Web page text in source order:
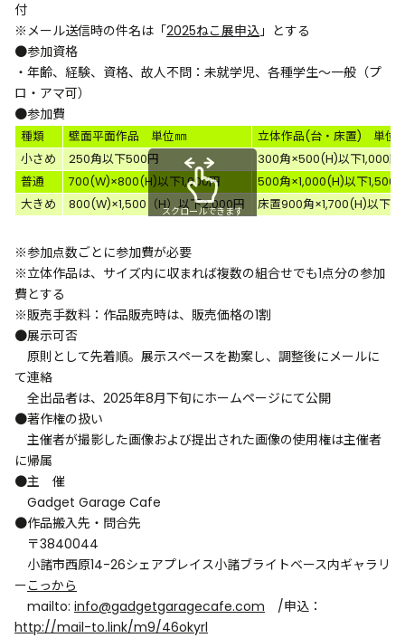
付
※メール送信時の件名は「2025ねこ展申込」とする
●参加資格
・年齢、経験、資格、故人不問：未就学児、各種学生～一般（プ
ロ・アマ可）
●参加費
種類 壁面平面作品 単位㎜
立体作品(台・床置) 単位
小さめ
250角以下500円
300角×500(H)以下1,000円
普通
700(W)×800(H)以下1,000円
500角×1,000(H)以下1,500
大きめ
800(W)×1,500（H）以下2,000円 床置900角×1,700(H)以下
スクロールできます
※参加点数ごとに参加費が必要
※立体作品は、サイズ内に収まれば複数の組合せでも1点分の参加
費とする
※販売手数料：作品販売時は、販売価格の1割
●展示可否
原則として先着順。展示スペースを勘案し、調整後にメールに
て連絡
全出品者は、2025年8月下旬にホームページにて公開
●著作権の扱い
主催者が撮影した画像および提出された画像の使用権は主催者
に帰属
●主 催
Gadget Garage Cafe
●作品搬入先・問合先
〒3840044
小諸市西原14-26シェアプレイス小諸ブライトベース内ギャラリ
ーこっから
mailto: info@gadgetgaragecafe.com /申込：
http://mail-to.link/m9/46okyrl